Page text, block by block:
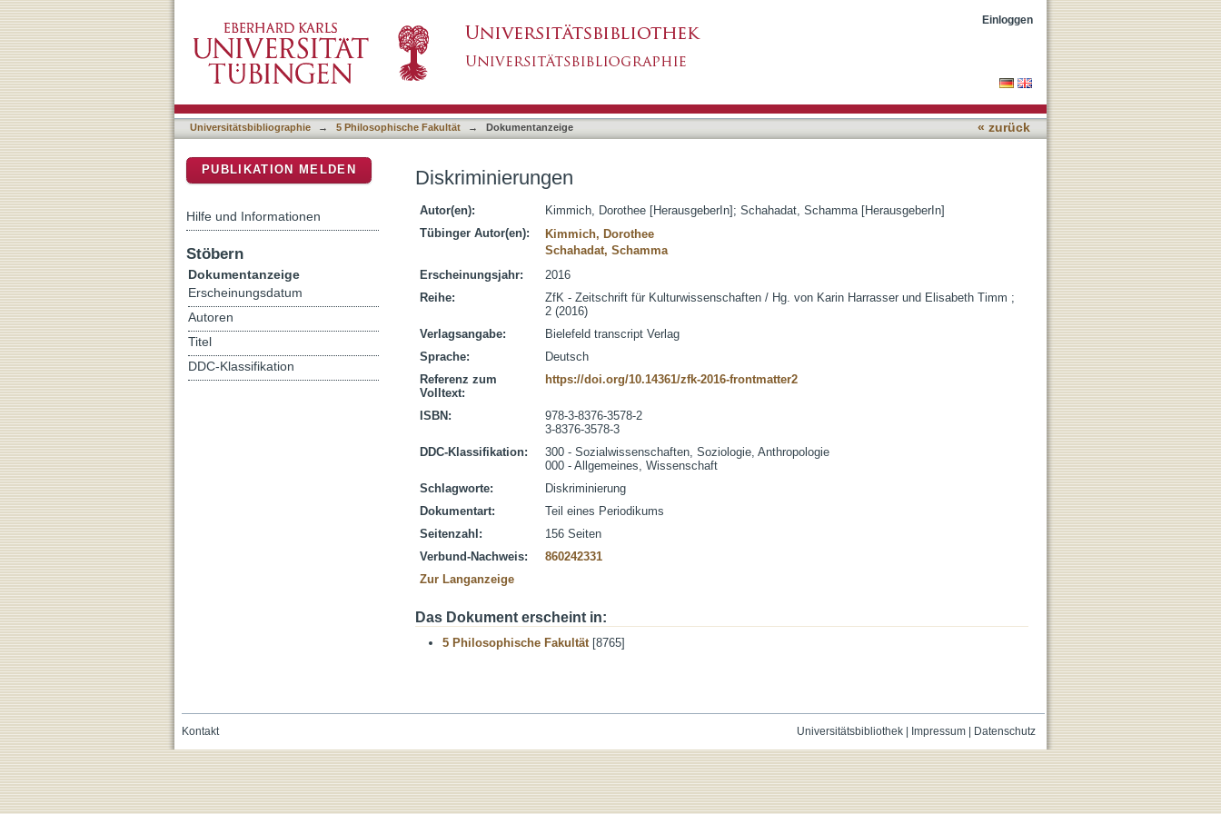
Einloggen
Universitätsbibliographie → 5 Philosophische Fakultät → Dokumentanzeige « zurück
Diskriminierungen
Autor(en): Kimmich, Dorothee [HerausgeberIn] ; Schahadat, Schamma [HerausgeberIn]
Tübinger Autor(en):
Kimmich, Dorothee
Schahadat, Schamma
Erscheinungsjahr:
2016
Reihe:
ZfK - Zeitschrift für Kulturwissenschaften / Hg. von Karin Harrasser und Elisabeth Timm ;
2 (2016)
Verlagsangabe:
Bielefeld transcript Verlag
Sprache:
Deutsch
Referenz zum
Volltext:
https://doi.org/10.14361/zfk-2016-frontmatter2
ISBN:
978-3-8376-3578-2
3-8376-3578-3
DDC-Klassifikation:
300 - Sozialwissenschaften, Soziologie, Anthropologie
000 - Allgemeines, Wissenschaft
Schlagworte:
Diskriminierung
Dokumentart:
Teil eines Periodikums
Seitenzahl:
156 Seiten
Verbund-Nachweis:
860242331
Zur Langanzeige
Das Dokument erscheint in:
5 Philosophische Fakultät[8765]
PUBLIKATION MELDEN
Hilfe und Informationen
Stöbern
Dokumentanzeige
Erscheinungsdatum
Autoren
Titel
DDC-Klassifikation
Universitätsbibliothek| Impressum| Datenschutz
Kontakt